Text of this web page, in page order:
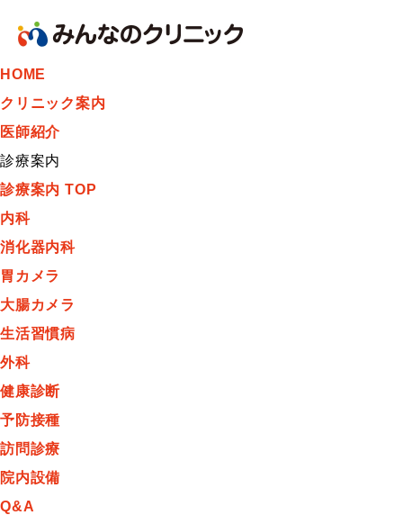
HOME
クリニック案内
医師紹介
診療案内
診療案内 TOP
内科
消化器内科
胃カメラ
大腸カメラ
生活習慣病
外科
健康診断
予防接種
訪問診療
院内設備
Q&A